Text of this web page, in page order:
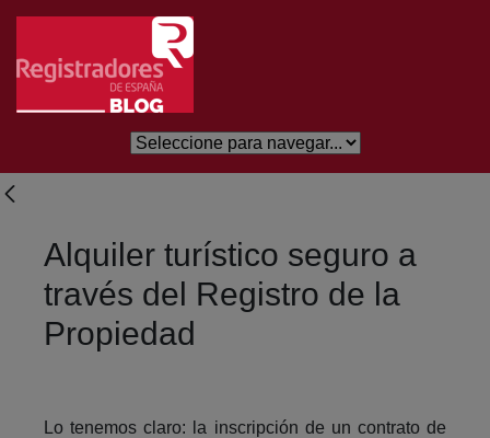
Saltar al contenido principal
Alquiler turístico seguro a
través del Registro de la
Propiedad
Lo tenemos claro: la inscripción de un contrato de